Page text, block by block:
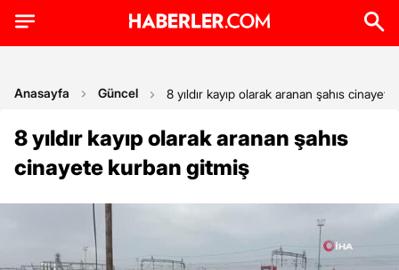
Anasayfa Güncel 8 yıldır kayıp olarak aranan şahıs
8 yıldır kayıp olarak aranan şahıs
cinayete kurban gitmiş